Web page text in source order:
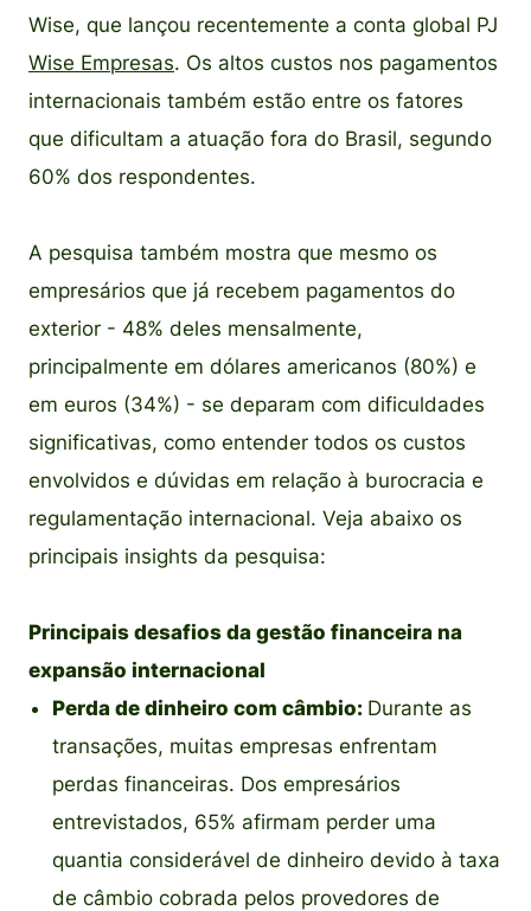
Wise, que lançou recentemente a conta global PJ
Wise Empresas. Os altos custos nos pagamentos
internacionais também estão entre os fatores
que dificultam a atuação fora do Brasil, segundo
60% dos respondentes.
A pesquisa também mostra que mesmo os
empresários que já recebem pagamentos do
exterior - 48% deles mensalmente,
principalmente em dólares americanos (80%) e
em euros (34%) - se deparam com dificuldades
significativas, como entender todos os custos
envolvidos e dúvidas em relação à burocracia e
regulamentação internacional. Veja abaixo os
principais insights da pesquisa:
Principais desafios da gestão financeira na
expansão internacional
Perda de dinheiro com câmbio: Durante as
transações, muitas empresas enfrentam
perdas financeiras. Dos empresários
entrevistados, 65% afirmam perder uma
quantia considerável de dinheiro devido à taxa
de câmbio cobrada pelos provedores de